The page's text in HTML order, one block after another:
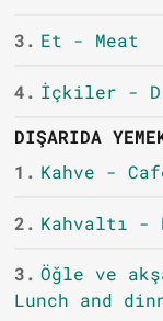
3. Et - Meat
4. İçkiler -
DIŞARIDA
1. Kahve -
2. Kahvaltı -
3. Öğle ve
Lunch and